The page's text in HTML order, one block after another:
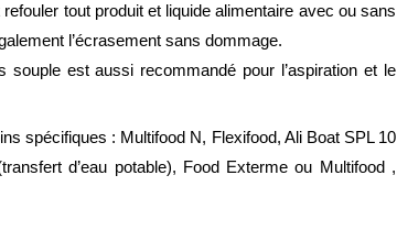
tout produit et liquide alimentaire avec ou sans
l’écrasement sans dommage.
est aussi recommandé pour l’aspiration et le
spécifiques : Multifood N, Flexifood, Ali Boat SPL 10
d’eau potable), Food Exterme ou Multifood ,